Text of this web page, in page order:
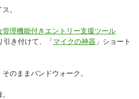
。
管理機能付きエントリー支援ツール
引き付けて、「マイクの神器 」ショート
のままバンドウォーク。